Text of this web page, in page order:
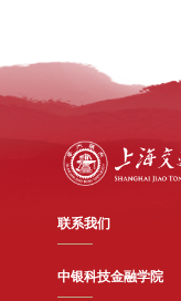
联系我们
中银科技金融学院